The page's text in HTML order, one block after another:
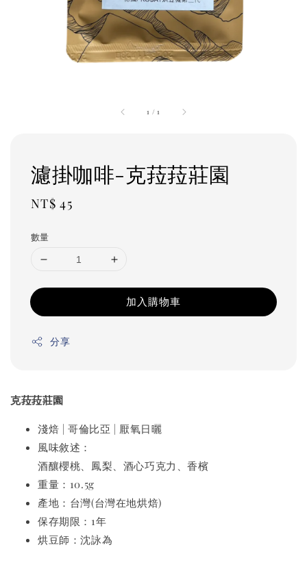
1 /1
濾掛咖啡-克菈菈莊園
Regular
NT$ 45
數量
加入購物車
分享
克菈菈莊園
淺焙 | 哥倫比亞 | 厭氧日曬
風味敘述：
酒釀櫻桃、鳳梨、酒心巧克力、香檳
重量：10.5g
產地：台灣(台灣在地烘焙)
保存期限：1年
烘豆師：沈詠為